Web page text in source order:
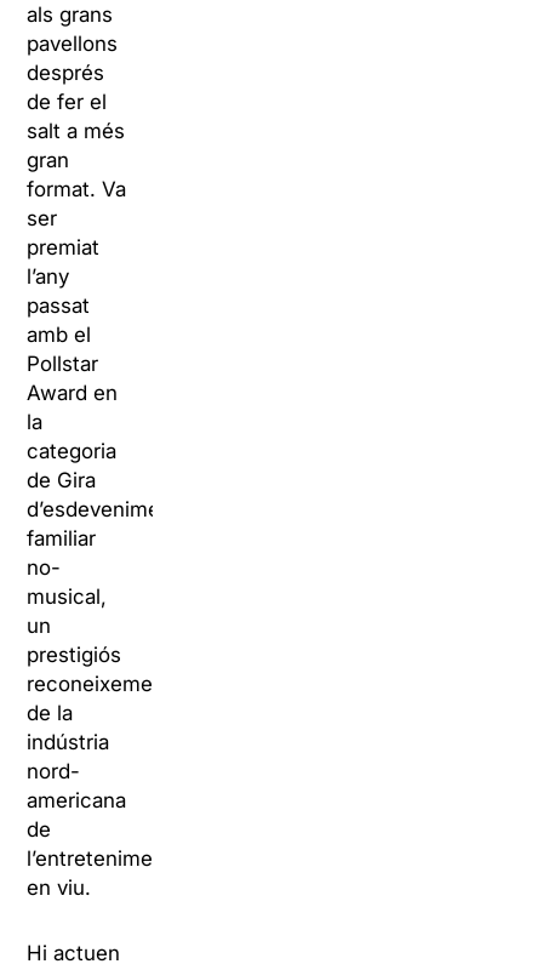
als grans
pavellons
després
de fer el
salt a més
gran
format. Va
ser
premiat
l’any
passat
amb el
Pollstar
Award en
la
categoria
de Gira
d’esdeveniment
familiar
no-
musical,
un
prestigiós
reconeixement
de la
indústria
nord-
americana
de
l’entreteniment
en viu.
Hi actuen